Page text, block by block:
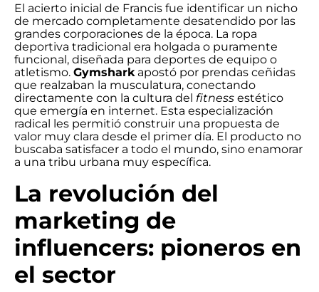
El acierto inicial de Francis fue identificar un nicho
de mercado completamente desatendido por las
grandes corporaciones de la época. La ropa
deportiva tradicional era holgada o puramente
funcional, diseñada para deportes de equipo o
atletismo. Gymshark apostó por prendas ceñidas
que realzaban la musculatura, conectando
directamente con la cultura del fitness estético
que emergía en internet. Esta especialización
radical les permitió construir una propuesta de
valor muy clara desde el primer día. El producto no
buscaba satisfacer a todo el mundo, sino enamorar
a una tribu urbana muy específica.
La revolución del
marketing de
influencers: pioneros en
el sector